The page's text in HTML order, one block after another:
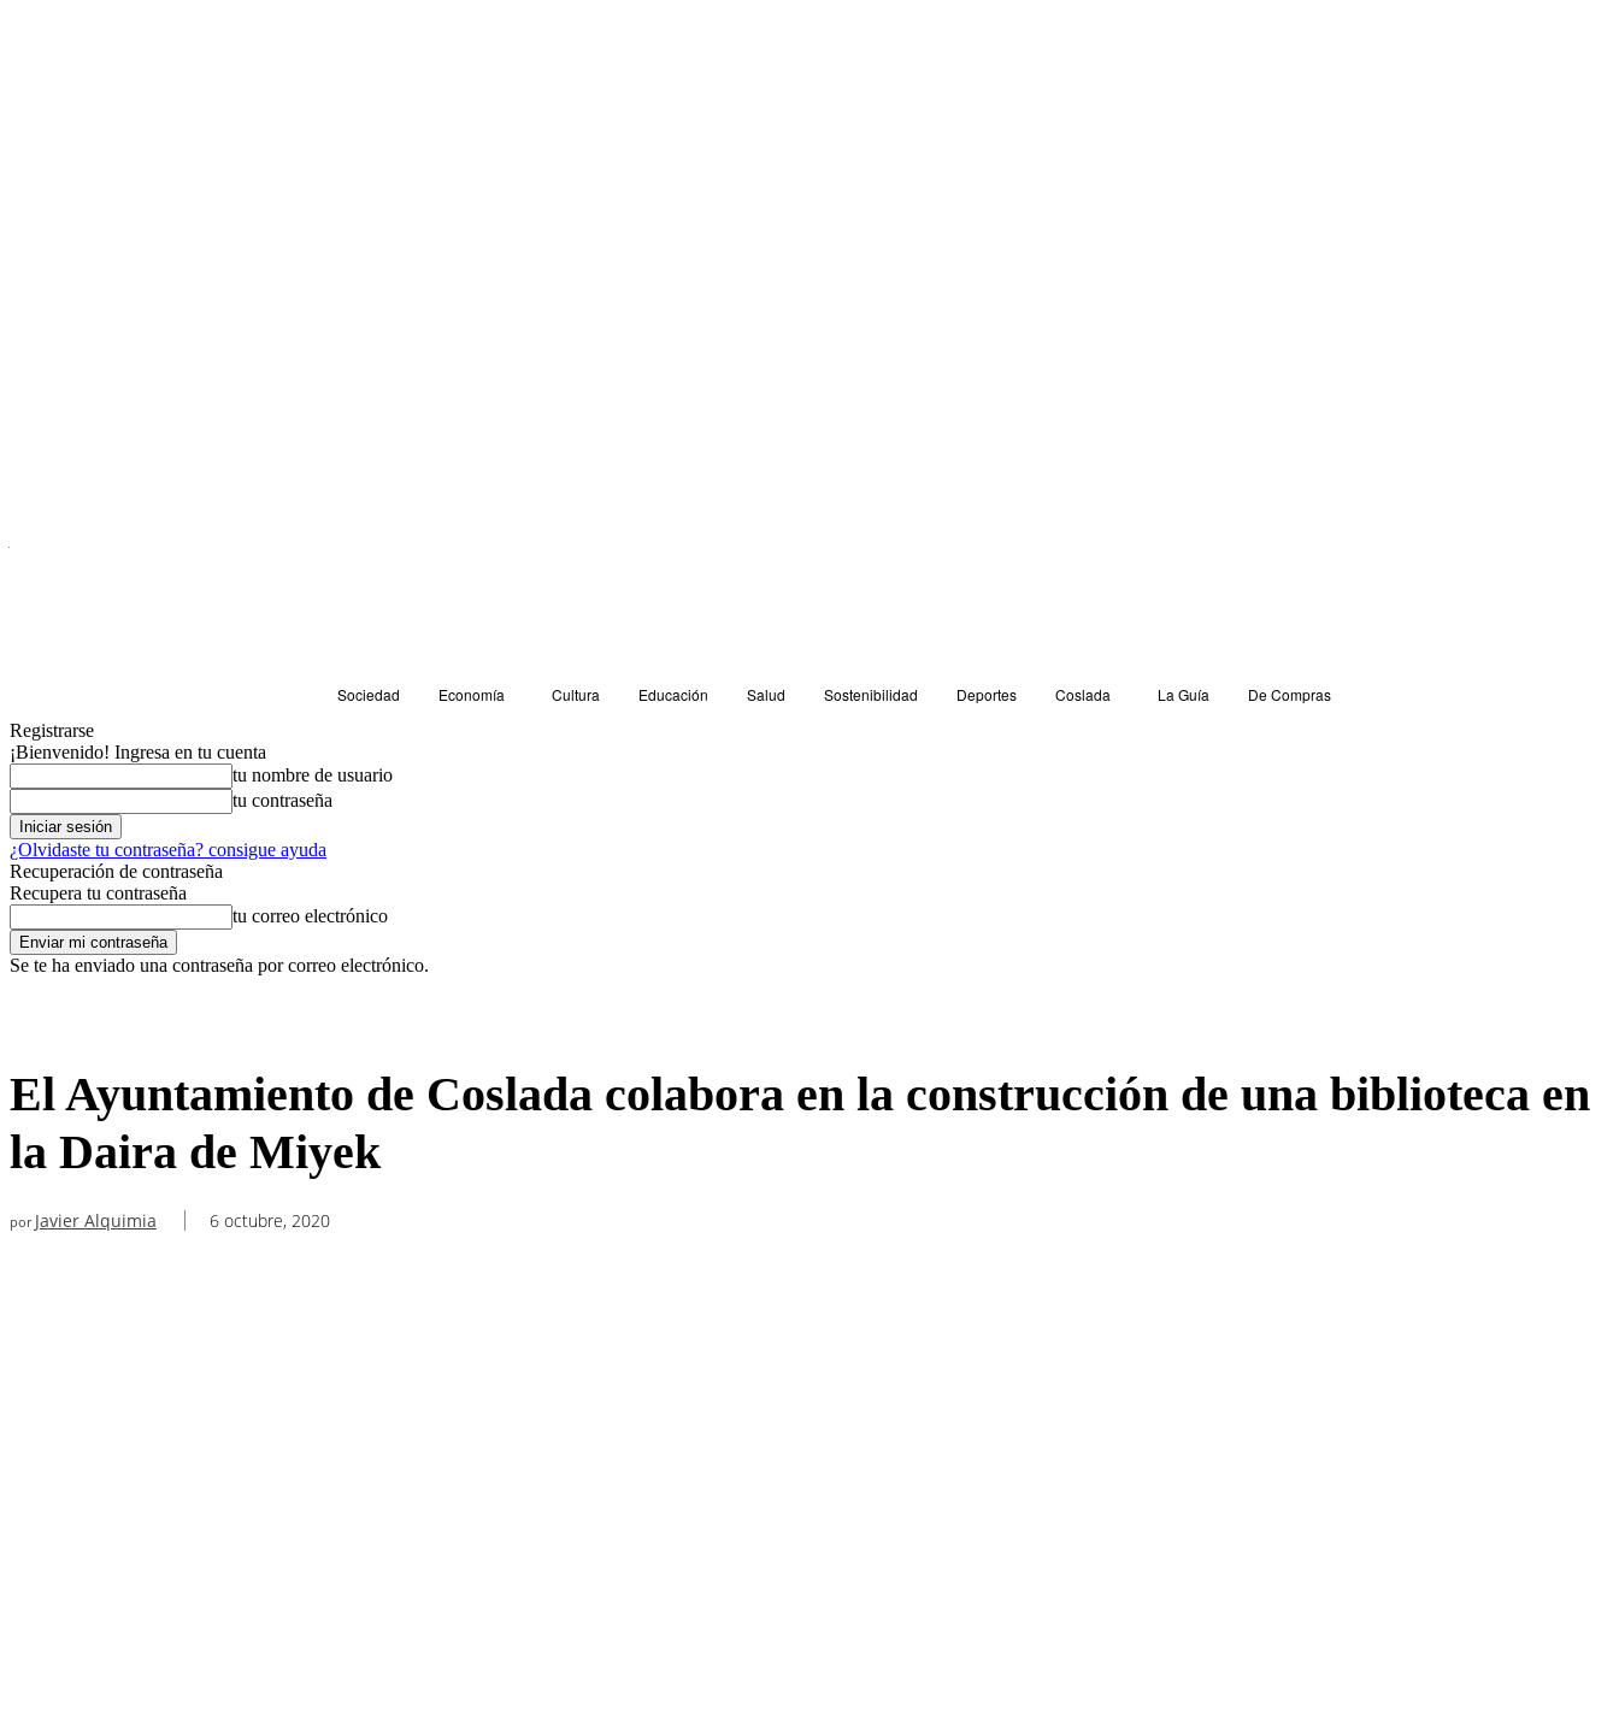
Sociedad Economía Cultura Educación Salud Sostenibilidad Deportes Coslada La Guía
De Compras
Registrarse
¡Bienvenido! Ingresa en tu cuenta
tu nombre de usuario
tu contraseña
¿Olvidaste tu contraseña? consigue ayuda
Recuperación de contraseña
Recupera tu contraseña
tu correo electrónico
Se te ha enviado una contraseña por correo electrónico.
El Ayuntamiento de Coslada colabora en la construcción de una biblioteca en
la Daira de Miyek
por Javier Alquimia 6 octubre, 2020